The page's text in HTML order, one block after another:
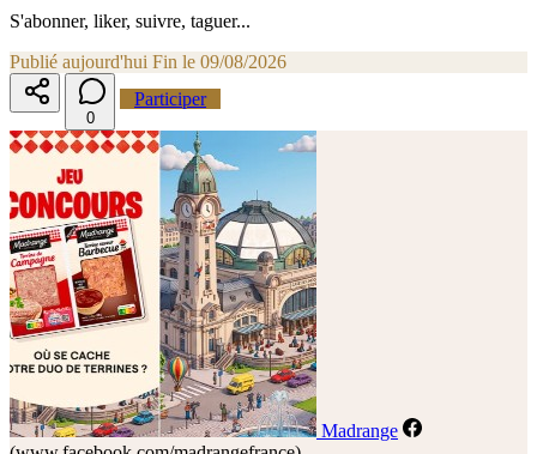
S'abonner, liker, suivre, taguer...
Publié aujourd'hui Fin le 09/08/2026
0
Participer
Madrange